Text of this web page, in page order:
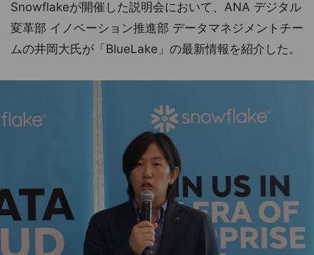
Snowflakeが開催した説明会において、ANA デジタル
変革部 イノベーション推進部 データマネジメントチー
ムの井岡大氏が「BlueLake」の最新情報を紹介した。